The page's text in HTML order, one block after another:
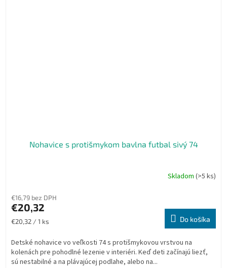
Nohavice s protišmykom bavlna futbal sivý 74
Skladom (>5 ks)
€16,79 bez DPH
€20,32
Jednotková
€20,32 / 1 ks Do košíka
Detské nohavice vo veľkosti 74 s protišmykovou vrstvou na
kolenách pre pohodlné lezenie v interiéri. Keď deti začínajú liezť,
sú nestabilné a na plávajúcej podlahe, alebo na...